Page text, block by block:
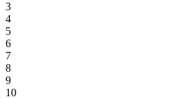
3
4
5
6
7
8
9
10